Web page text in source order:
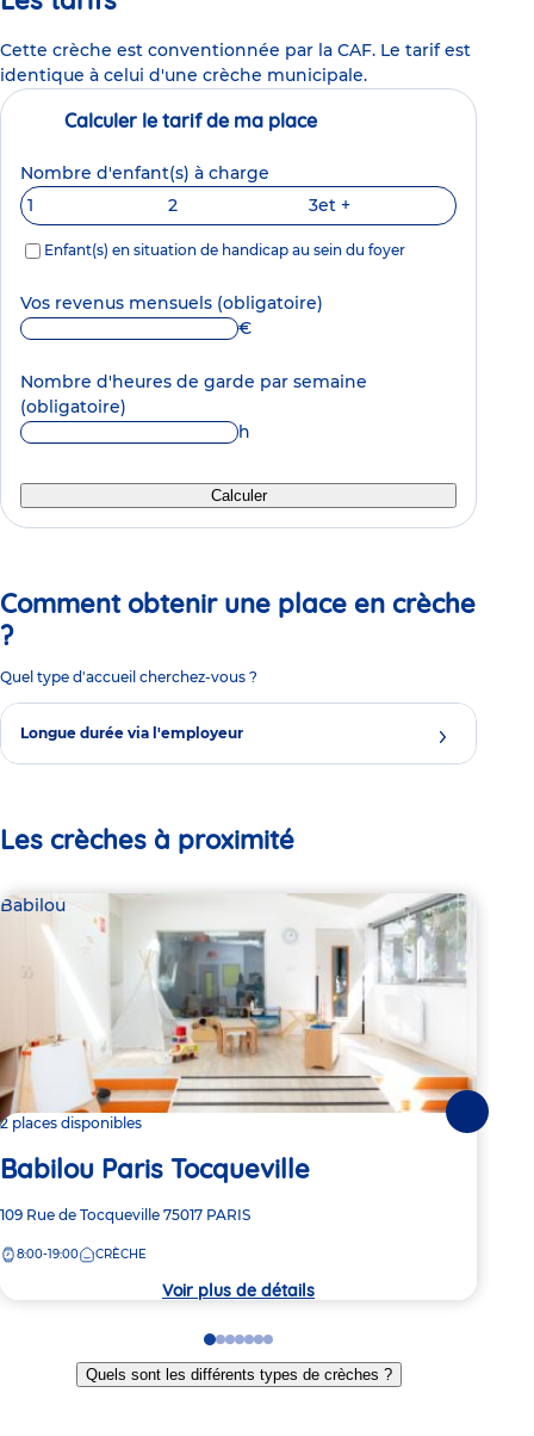
Cette crèche est conventionnée par la CAF. Le tarif est
identique à celui d'une crèche municipale.
Calculer le tarif de ma place
Nombre d'enfant(s) à charge
1
2 3et +
Enfant(s) en situation de handicap au sein du foyer
Vos revenus mensuels (obligatoire)
€
Nombre d'heures de garde par semaine
(obligatoire)
h
Calculer
Comment obtenir une place en crèche
?
Quel type d'accueil cherchez-vous ?
Longue durée via l'employeur
Les crèches à proximité
Babilou
2 places disponibles
Babilou Paris Tocqueville
Adresse
la
109 Rue de Tocqueville 75017 PARIS
8:00-19:00 CRÈCHE
Voir plus de détails
Go
to
slide
Go
to
slide
Go
to
slide
Go
to
slide
Go
to
slide
Go
to
slide
Go
to
slide
Quels sont les différents types de crèches ?